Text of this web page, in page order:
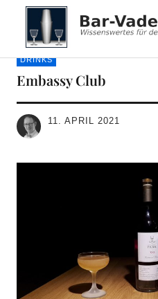
Bar-Vademecum
DRINKS
Embassy Club
11. APRIL 2021